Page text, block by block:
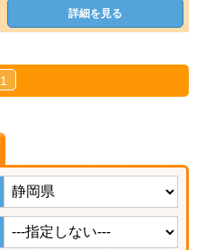
詳細を見る
1